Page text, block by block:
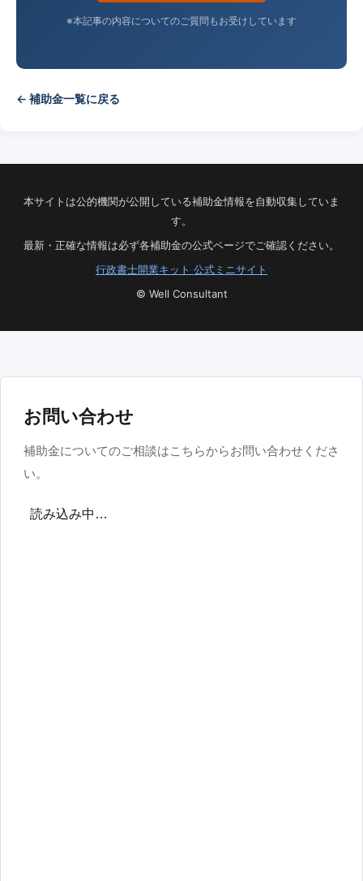
※本記事の内容についてのご質問もお受けしています
← 補助金一覧に戻る
本サイトは公的機関が公開している補助金情報を自動収集していま
す。
最新・正確な情報は必ず各補助金の公式ページでご確認ください。
行政書士開業キット 公式ミニサイト
© Well Consultant
お問い合わせ
補助金についてのご相談はこちらからお問い合わせくださ
い。